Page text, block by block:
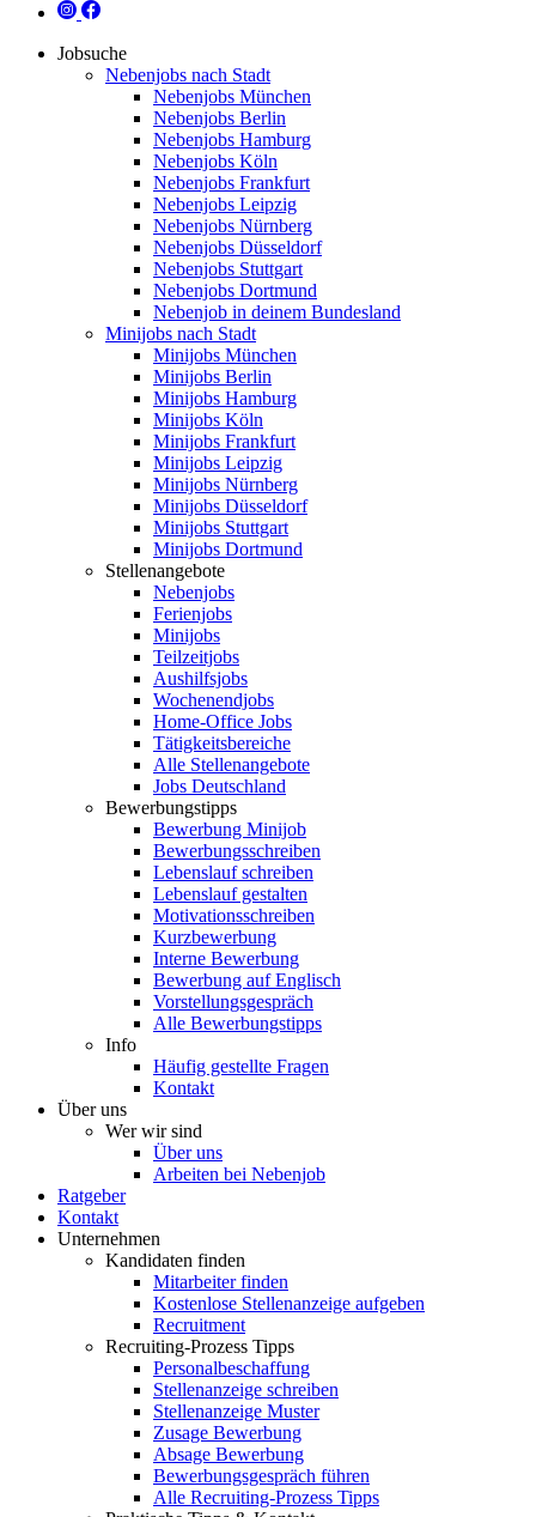
Jobsuche
Nebenjobs nach Stadt
Nebenjobs München
Nebenjobs Berlin
Nebenjobs Hamburg
Nebenjobs Köln
Nebenjobs Frankfurt
Nebenjobs Leipzig
Nebenjobs Nürnberg
Nebenjobs Düsseldorf
Nebenjobs Stuttgart
Nebenjobs Dortmund
Nebenjob in deinem Bundesland
Minijobs nach Stadt
Minijobs München
Minijobs Berlin
Minijobs Hamburg
Minijobs Köln
Minijobs Frankfurt
Minijobs Leipzig
Minijobs Nürnberg
Minijobs Düsseldorf
Minijobs Stuttgart
Minijobs Dortmund
Stellenangebote
Nebenjobs
Ferienjobs
Minijobs
Teilzeitjobs
Aushilfsjobs
Wochenendjobs
Home-Office Jobs
Tätigkeitsbereiche
Alle Stellenangebote
Jobs Deutschland
Bewerbungstipps
Bewerbung Minijob
Bewerbungsschreiben
Lebenslauf schreiben
Lebenslauf gestalten
Motivationsschreiben
Kurzbewerbung
Interne Bewerbung
Bewerbung auf Englisch
Vorstellungsgespräch
Alle Bewerbungstipps
Info
Häufig gestellte Fragen
Kontakt
Über uns
Wer wir sind
Über uns
Arbeiten bei Nebenjob
Ratgeber
Kontakt
Unternehmen
Kandidaten finden
Mitarbeiter finden
Kostenlose Stellenanzeige aufgeben
Recruitment
Recruiting-Prozess Tipps
Personalbeschaffung
Stellenanzeige schreiben
Stellenanzeige Muster
Zusage Bewerbung
Absage Bewerbung
Bewerbungsgespräch führen
Alle Recruiting-Prozess Tipps